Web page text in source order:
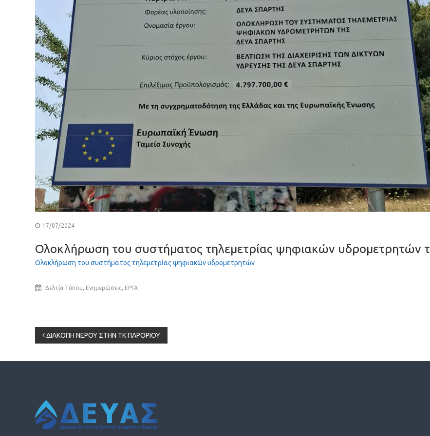
17/07/2024
Ολοκλήρωση του συστήματος τηλεμετρίας ψηφιακών υδρομετρητών
Ολοκλήρωση του συστήματος τηλεμετρίας ψηφιακών υδρομετρητών
Δελτία Τύπου, Ενημερώσεις, ΕΡΓΑ
Πλοήγηση
άρθρων
ΔΙΑΚΟΠΗ ΝΕΡΟΥ ΣΤΗΝ ΤΚ ΠΑΡΟΡΙΟΥ